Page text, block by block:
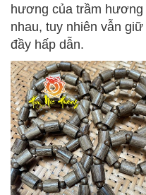
hương của trầm
nhau, tuy nhiên vẫn
đầy hấp dẫn.